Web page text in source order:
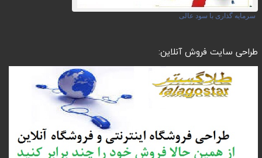
سرمایه گذاری با سود عالی
طراحی سایت فروش آنلاین: